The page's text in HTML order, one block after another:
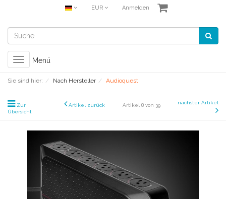
EUR Anmelden
Toggle
navigation
Menü
Sie sind hier: Nach Hersteller Audioquest
Zur
Übersicht
Artikel zurück Artikel 8 von 39 nächster Artikel